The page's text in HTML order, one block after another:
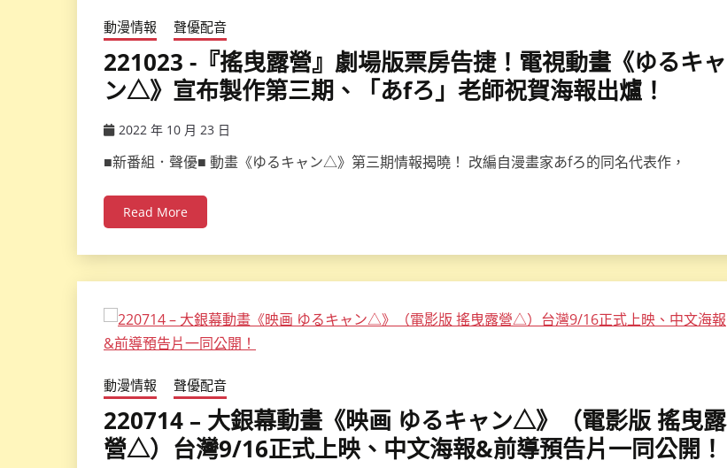
動漫情報 聲優配音
221023 -『搖曳露營』劇場版票房告捷！電視動畫《ゆるキャ
ン△》宣布製作第三期、「あfろ」老師祝賀海報出爐！
2022 年 10 月 23 日
■新番組．聲優■ 動畫《ゆるキャン△》第三期情報揭曉！ 改編自漫畫家あfろ的同名代表作，
Read More
動漫情報 聲優配音
220714 – 大銀幕動畫《映画 ゆるキャン△》（電影版 搖曳露
營△）台灣9/16正式上映、中文海報&前導預告片一同公開！